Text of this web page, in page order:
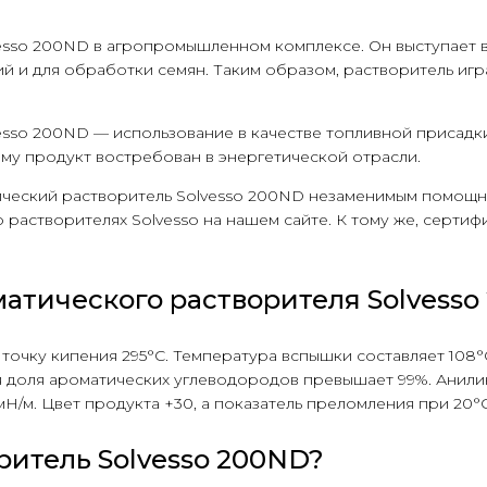
200ND в агропромышленном комплексе. Он выступает
и для обработки семян. Таким образом, растворитель
200ND — использование в качестве топливной
продукт востребован в энергетической отрасли.
растворитель Solvesso 200ND незаменимым
Solvesso на нашем сайте. К тому же,
растворителя
кипения 295°С. Температура вспышки составляет
ароматических углеводородов превышает 99%.
м. Цвет продукта +30, а показатель преломления при
Solvesso 200ND?